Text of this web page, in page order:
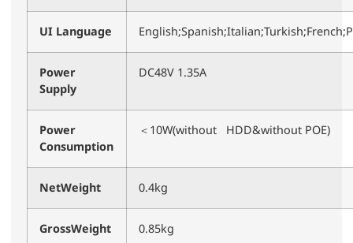
UI Language
Power
Supply
DC48V 1.35A
Power
Consumption
＜10W(without HDD&without POE)
NetWeight 0.4kg
GrossWeight 0.85kg